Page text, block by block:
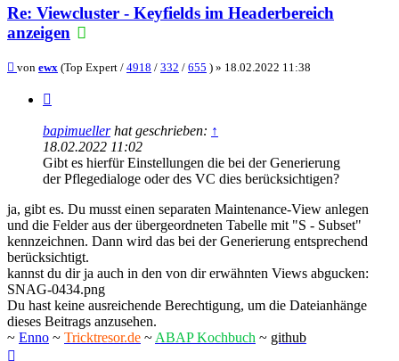
Re: Viewcluster - Keyfields im Headerbereich
anzeigen
Beitrag
von ewx (Top Expert / 4918 / 332 / 655 ) » 18.02.2022 11:38
bapimuellerhat geschrieben: ↑
18.02.2022 11:02
Gibt es hierfür Einstellungen die bei der Generierung
der Pflegedialoge oder des VC dies berücksichtigen?
ja, gibt es. Du musst einen separaten Maintenance-View anlegen
und die Felder aus der übergeordneten Tabelle mit "S - Subset"
kennzeichnen. Dann wird das bei der Generierung entsprechend
berücksichtigt.
kannst du dir ja auch in den von dir erwähnten Views abgucken:
SNAG-0434.png
Du hast keine ausreichende Berechtigung, um die Dateianhänge
dieses Beitrags anzusehen.
~ Enno ~ Tricktresor.de ~ ABAP Kochbuch ~ github